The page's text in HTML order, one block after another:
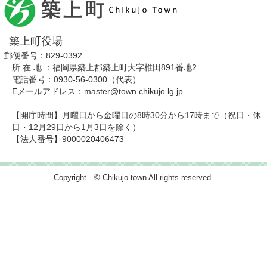
築上町役場
郵便番号：829-0392
所 在 地 ：福岡県築上郡築上町大字椎田891番地2
電話番号：0930-56-0300（代表）
Eメールアドレス：master@town.chikujo.lg.jp
【開庁時間】月曜日から金曜日の8時30分から17時まで（祝日・休
日・12月29日から1月3日を除く）
【法人番号】9000020406473
Copyright © Chikujo town All rights reserved.